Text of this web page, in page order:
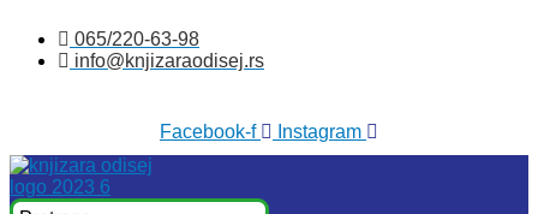
sadržaj
065/220-63-98
info@knjizaraodisej.rs
Facebook-f Instagram